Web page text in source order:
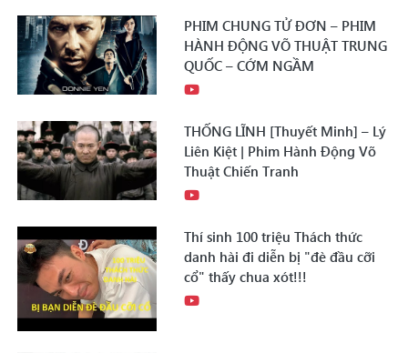
PHIM CHUNG TỬ ĐƠN – PHIM
HÀNH ĐỘNG VÕ THUẬT TRUNG
QUỐC – CỚM NGẦM
THỐNG LĨNH [Thuyết Minh] – Lý
Liên Kiệt | Phim Hành Động Võ
Thuật Chiến Tranh
Thí sinh 100 triệu Thách thức
danh hài đi diễn bị "đè đầu cỡi
cổ" thấy chua xót!!!